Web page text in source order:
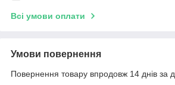
Всі умови оплати
Умови повернення
Повернення товару впродовж 14 днів за